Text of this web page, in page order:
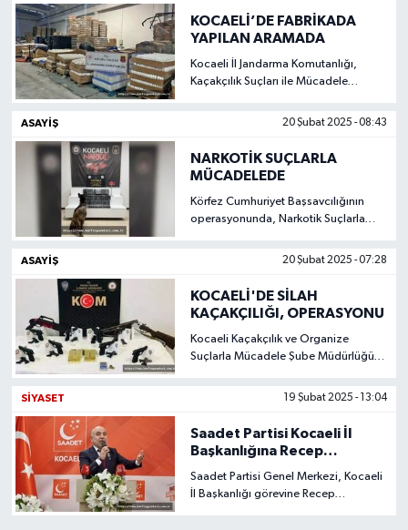
KOCAELİ’DE FABRİKADA
YAPILAN ARAMADA
Kocaeli İl Jandarma Komutanlığı,
Kaçakçılık Suçları ile Mücadele
ASAYİŞ 20 Şubat 2025 - 08:43
NARKOTİK SUÇLARLA
MÜCADELEDE
Körfez Cumhuriyet Başsavcılığının
operasyonunda, Narkotik Suçlarla
Müdürlüklerimiz ile Erzurum İstihbarat
ASAYİŞ 20 Şubat 2025 - 07:28
KOCAELİ'DE SİLAH
KAÇAKÇILIĞI, OPERASYONU
Kocaeli Kaçakçılık ve Organize
Suçlarla Mücadele Şube Müdürlüğü
SİYASET 19 Şubat 2025 - 13:04
Saadet Partisi Kocaeli İl
Başkanlığına Recep
Saadet Partisi Genel Merkezi, Kocaeli
İl Başkanlığı görevine Recep